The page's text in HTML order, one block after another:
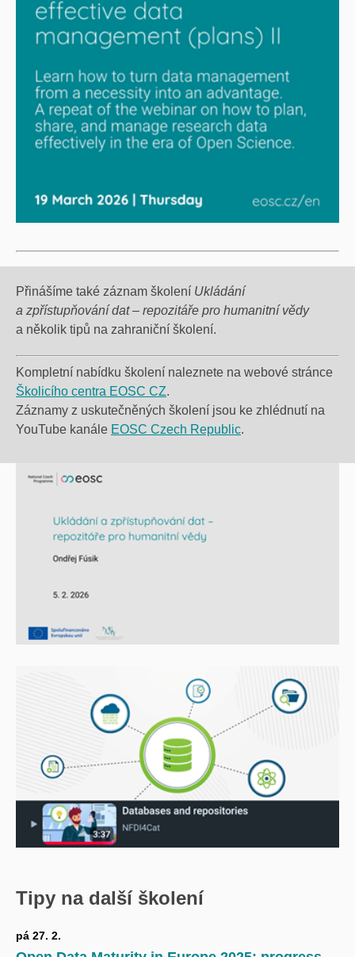
Přinášíme také záznam školení Ukládání
a zpřístupňování dat – repozitáře pro humanitní vědy
a několik tipů na zahraniční školení.
Kompletní nabídku školení naleznete na webové stránce
Školicího centra EOSC CZ.
Záznamy z uskutečněných školení jsou ke zhlédnutí na
YouTube kanále EOSC Czech Republic.
Tipy na další školení
pá 27. 2.